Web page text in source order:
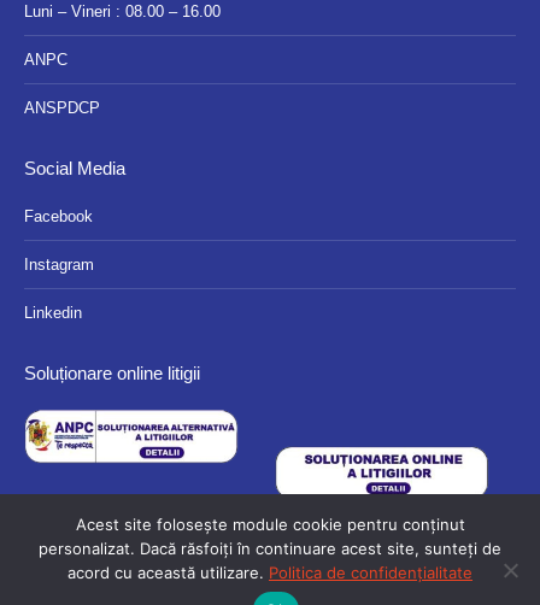
Luni – Vineri : 08.00 – 16.00
ANPC
ANSPDCP
Social Media
Facebook
Instagram
Linkedin
Soluționare online litigii
© 2024 Eurocassa - Toate drepturile rezervate.
Acest site folosește module cookie pentru conținut
personalizat. Dacă răsfoiți în continuare acest site, sunteți de
acord cu această utilizare. Politica de confidențialitate